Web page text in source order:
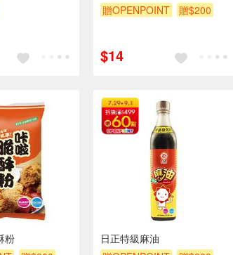
贈OPENPOINT
贈$200
$14
粉
日正特級麻油